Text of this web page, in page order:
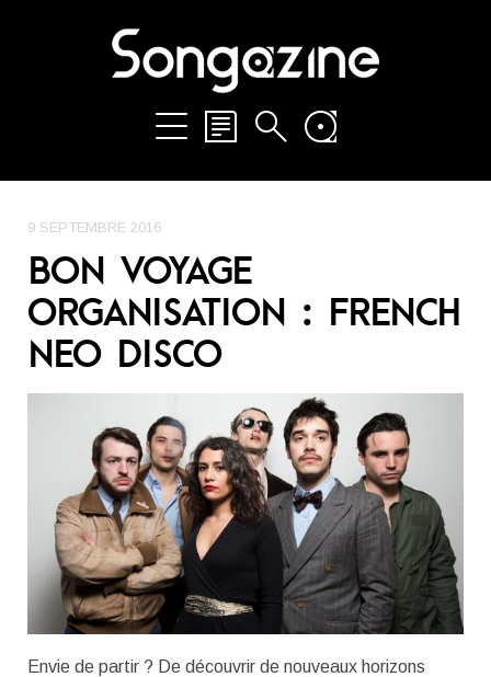
9 SEPTEMBRE 2016
BON VOYAGE
ORGANISATION : FRENCH
NEO DISCO
Envie de partir ? De découvrir de nouveaux horizons